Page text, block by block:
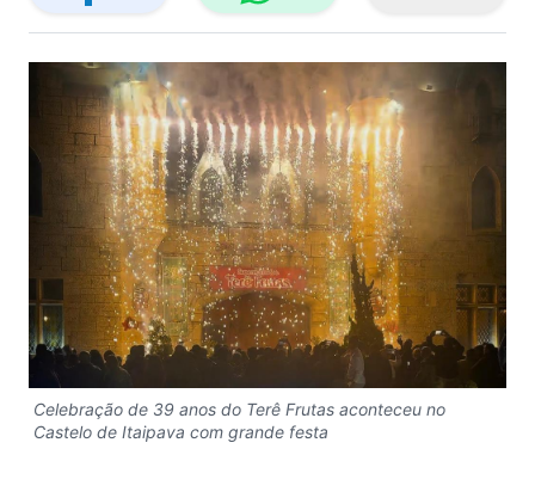
Celebração de 39 anos do Terê Frutas aconteceu no
Castelo de Itaipava com grande festa